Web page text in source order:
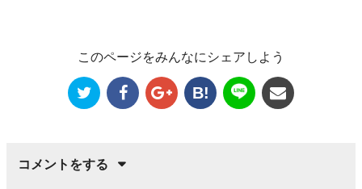
このページをみんなにシェアしよう
B!
コメントをする